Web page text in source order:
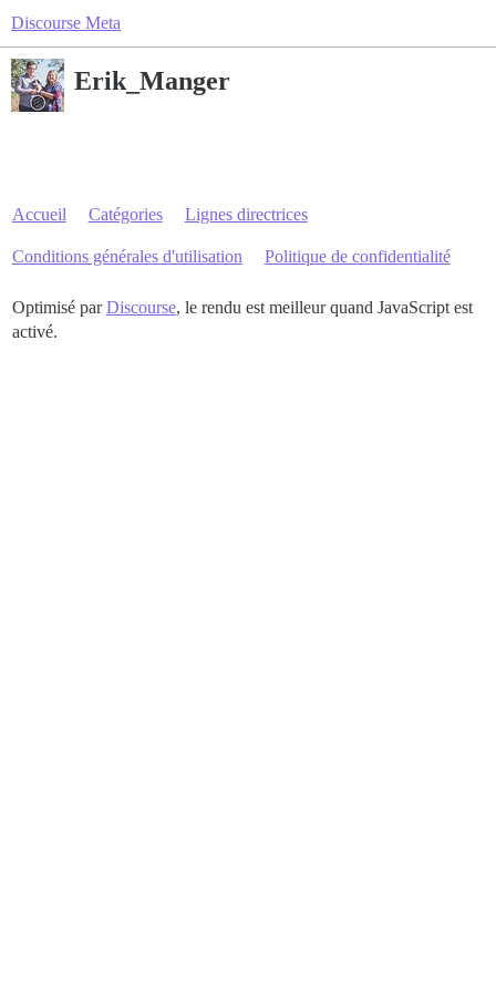
Discourse Meta
Erik_Manger
Accueil Catégories Lignes directrices
Conditions générales d'utilisation Politique de confidentialité
Optimisé parDiscourse, le rendu est meilleur quand JavaScript est
activé.